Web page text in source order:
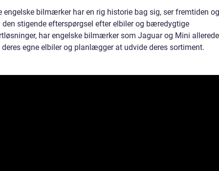
engelske bilmærker har en rig historie bag sig, ser fremtiden
den stigende efterspørgsel efter elbiler og bæredygtige
har engelske bilmærker som Jaguar og Mini allerede
deres egne elbiler og planlægger at udvide deres sortiment.